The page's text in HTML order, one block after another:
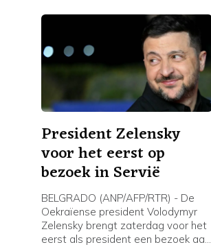
President Zelensky
voor het eerst op
bezoek in Servië
BELGRADO (ANP/AFP/RTR) - De
Oekraïense president Volodymyr
Zelensky brengt zaterdag voor het
eerst als president een bezoek aan